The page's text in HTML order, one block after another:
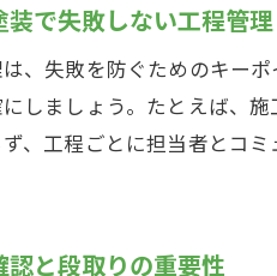
で失敗しない工程管理
、失敗を防ぐためのキー
しましょう。たとえば、
、工程ごとに担当者とコ
と段取りの重要性